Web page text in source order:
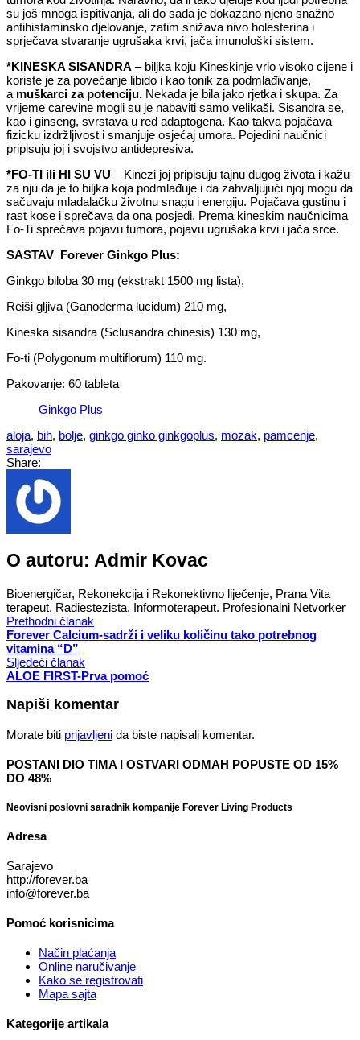
su još mnoga ispitivanja, ali do sada je dokazano njeno snažno
antihistaminsko djelovanje, zatim snižava nivo holesterina i
sprječava stvaranje ugrušaka krvi, jača imunološki sistem.
*KINESKA SISANDRA – biljka koju Kineskinje vrlo visoko cijene i
koriste je za povećanje libido i kao tonik za podmlađivanje,
a muškarci za potenciju. Nekada je bila jako rjetka i skupa. Za
vrijeme carevine mogli su je nabaviti samo velikaši. Sisandra se,
kao i ginseng, svrstava u red adaptogena. Kao takva pojačava
fizicku izdržljivost i smanjuje osjećaj umora. Pojedini naučnici
pripisuju joj i svojstvo antidepresiva.
*FO-TI ili HI SU VU – Kinezi joj pripisuju tajnu dugog života i kažu
za nju da je to biljka koja podmlađuje i da zahvaljujući njoj mogu da
sačuvaju mladalačku životnu snagu i energiju. Pojačava gustinu i
rast kose i sprečava da ona posjedi. Prema kineskim naučnicima
Fo-Ti sprečava pojavu tumora, pojavu ugrušaka krvi i jača srce.
SASTAV Forever Ginkgo Plus:
Ginkgo biloba 30 mg (ekstrakt 1500 mg lista),
Reiši gljiva (Ganoderma lucidum) 210 mg,
Kineska sisandra (Sclusandra chinesis) 130 mg,
Fo-ti (Polygonum multiflorum) 110 mg.
Pakovanje: 60 tableta
Ginkgo Plus
aloja, bih, bolje, ginkgo ginko ginkgoplus, mozak, pamcenje,
sarajevo
Share:
O autoru: Admir Kovac
Bioenergičar, Rekonekcija i Rekonektivno liječenje, Prana Vita
terapeut, Radiestezista, Informoterapeut. Profesionalni Netvorker
Prethodni članak
Forever Calcium-sadrži i veliku količinu tako potrebnog
vitamina “D”
Sljedeći članak
ALOE FIRST-Prva pomoć
Napiši komentar
Morate biti prijavljeni da biste napisali komentar.
POSTANI DIO TIMA I OSTVARI ODMAH POPUSTE OD 15%
DO 48%
Neovisni poslovni saradnik kompanije Forever Living Products
Adresa
Sarajevo
http://forever.ba
info@forever.ba
Pomoć korisnicima
Način plaćanja
Online naručivanje
Kako se registrovati
Mapa sajta
Kategorije artikala